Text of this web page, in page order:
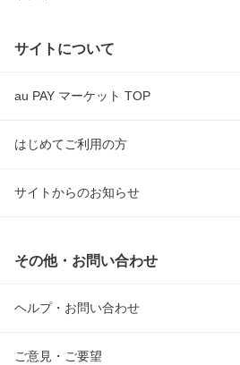
サイトについて
au PAY マーケット TOP
はじめてご利用の方
サイトからのお知らせ
その他・お問い合わせ
ヘルプ・お問い合わせ
ご意見・ご要望